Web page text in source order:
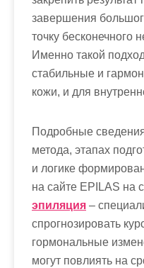
завершения
точку бесконечного
Именно такой
стабильные и
кожи, и для
Подробные
метода, этапах
и логике
на сайте EPILAS на
эпиляция –
спрогнозировать
гормональные
могут повлиять на